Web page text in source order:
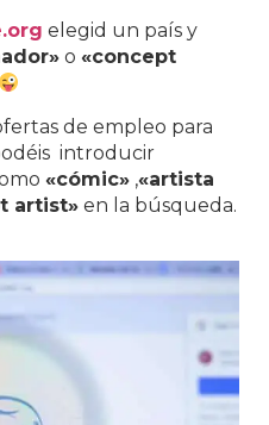
elegid un país y
o «concept
de empleo para
introducir
«cómic» ,«artista
artist» en la búsqueda.